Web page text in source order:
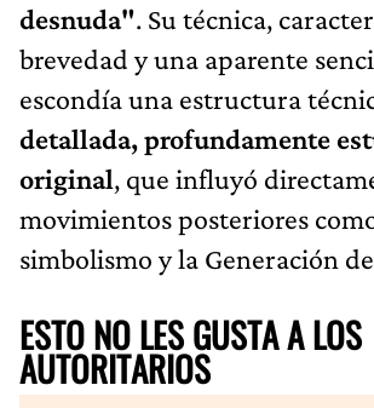
desnuda". Su técnica,
brevedad y una aparente
escondía una estructura
detallada, profundamente
original, que influyó
movimientos posteriores
simbolismo y la Generación
ESTO NO LES GUSTA A LOS
AUTORITARIOS